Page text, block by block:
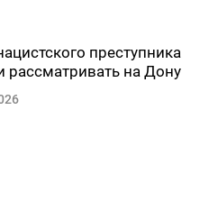
преступника
рассматривать на Дону